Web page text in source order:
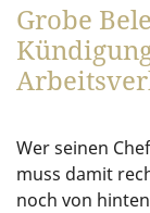
Grobe
Wer seinen
muss damit
noch von